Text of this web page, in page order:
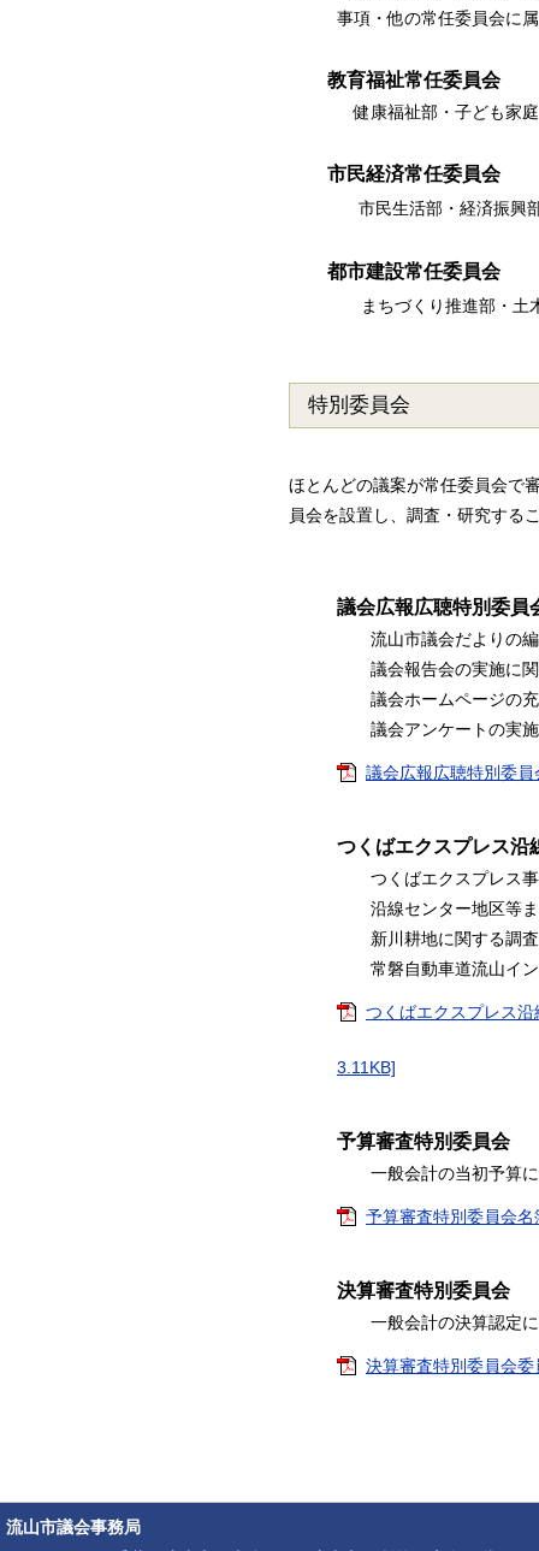
事項・他の常任委員会に
教育福祉常任委員会
健康福祉部・子ども家
市民経済常任委員会
市民生活部・経済振興部
都市建設常任委員会
まちづくり推進部・土
特別委員会
ほとんどの議案が常任委員会で
員会を設置し、調査・研究する
議会広報広聴特別委員
流山市議会だよりの編
議会報告会の実施に関
議会ホームページの充
議会アンケートの実施
議会広報広聴特別委
つくばエクスプレス沿
つくばエクスプレス事
沿線センター地区等ま
新川耕地に関する調査
常磐自動車道流山イン
つくばエクスプレス
3.11KB]
予算審査特別委員会
一般会計の当初予算に
予算審査特別委員会
決算審査特別委員会
一般会計の決算認定に
決算審査特別委員会
流山市議会事務局